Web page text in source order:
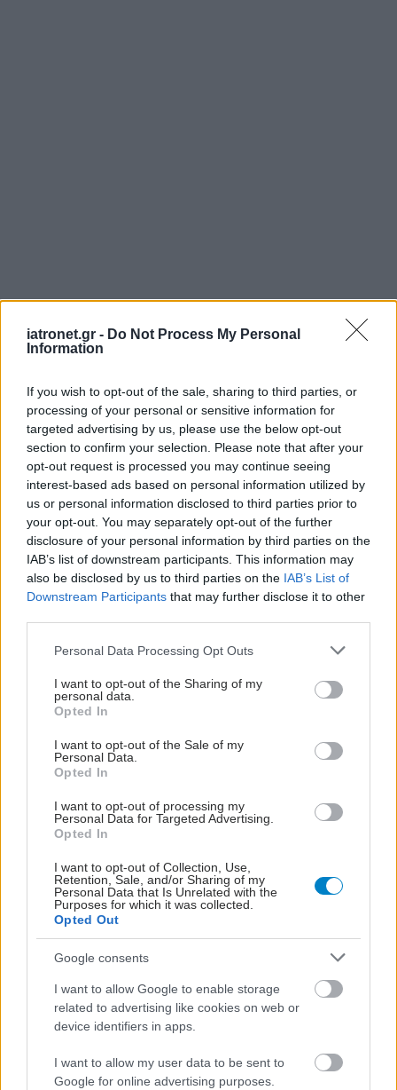
iatronet.gr - Do Not Process My Personal
Information
If you wish to opt-out of the sale, sharing to third parties, or
processing of your personal or sensitive information for
targeted advertising by us, please use the below opt-out
section to confirm your selection. Please note that after your
opt-out request is processed you may continue seeing
interest-based ads based on personal information utilized by
us or personal information disclosed to third parties prior to
your opt-out. You may separately opt-out of the further
disclosure of your personal information by third parties on the
IAB’s list of downstream participants. This information may
also be disclosed by us to third parties on the IAB’s List of
Downstream Participants that may further disclose it to other
Please note that this website/app uses one or more Google
not limited to your visit or usage behaviour. You may click to
grant or deny consent to Google and its third-party tags to
use your data for below specified purposes in below Google
consent section.
Personal Data Processing Opt Outs
I want to opt-out of the Sharing of my
personal data.
Opted In
I want to opt-out of the Sale of my
Personal Data.
Opted In
I want to opt-out of processing my
Personal Data for Targeted Advertising.
Opted In
I want to opt-out of Collection, Use,
Retention, Sale, and/or Sharing of my
Personal Data that Is Unrelated with the
Purposes for which it was collected.
Opted Out
Google consents
I want to allow Google to enable storage
related to advertising like cookies on web or
device identifiers in apps.
I want to allow my user data to be sent to
Google for online advertising purposes.